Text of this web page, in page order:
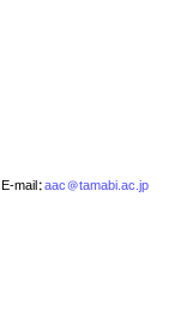
mail:aac@tamabi.ac.jp